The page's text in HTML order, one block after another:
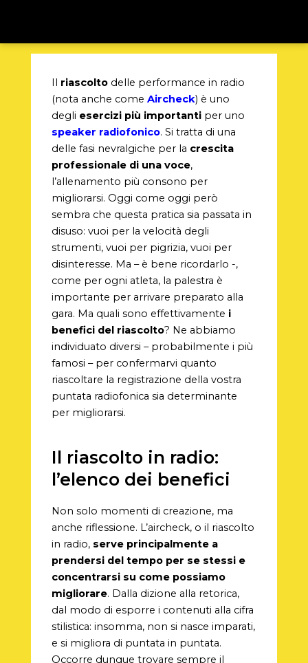
Il riascoltodelle performance in radio
(nota anche come Aircheck) è uno
degli esercizi più importantiper uno
speaker radiofonico. Si tratta di una
delle fasi nevralgiche per la crescita
professionale di una voce,
l’allenamento più consono per
migliorarsi. Oggi come oggi però
sembra che questa pratica sia passata in
disuso: vuoi per la velocità degli
strumenti, vuoi per pigrizia, vuoi per
disinteresse. Ma – è bene ricordarlo -,
come per ogni atleta, la palestra è
importante per arrivare preparato alla
gara. Ma quali sono effettivamente i
benefici del riascolto? Ne abbiamo
individuato diversi – probabilmente i più
famosi – per confermarvi quanto
riascoltare la registrazione della vostra
puntata radiofonica sia determinante
per migliorarsi.
Il riascolto in radio:
l’elenco dei benefici
Non solo momenti di creazione, ma
anche riflessione. L’aircheck, o il riascolto
in radio, serve principalmente a
prendersi del tempo per se stessi e
concentrarsi su come possiamo
migliorare. Dalla dizione alla retorica,
dal modo di esporre i contenuti alla cifra
stilistica: insomma, non si nasce imparati,
e si migliora di puntata in puntata.
Occorre dunque trovare sempre il